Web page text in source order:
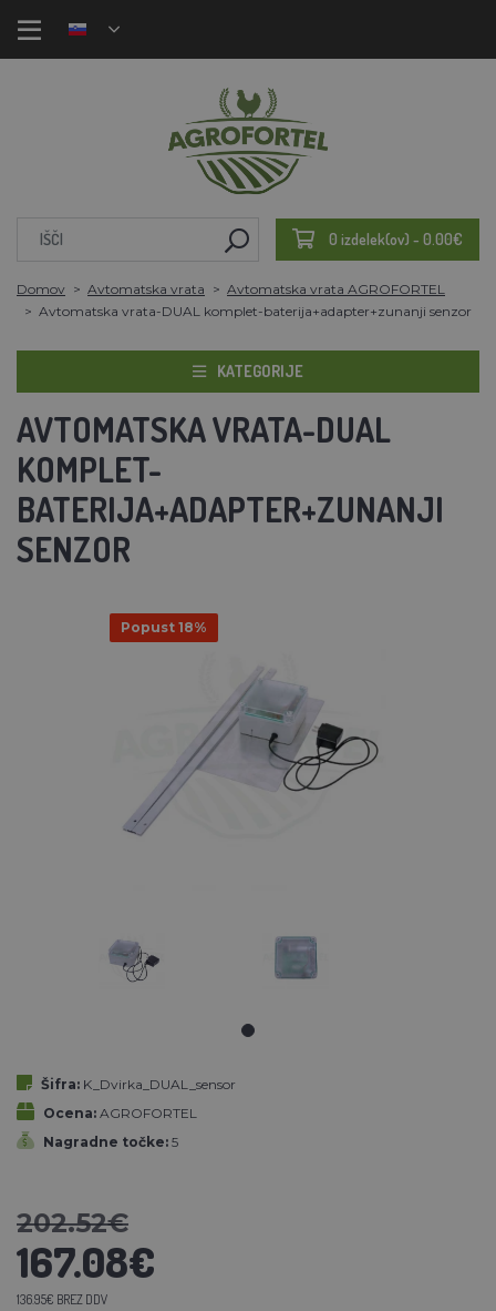
0 izdelek(ov) - 0.00€
Domov Avtomatska vrata
Avtomatska vrata AGROFORTEL
Avtomatska vrata-DUAL komplet-baterija+adapter+zunanji senzor
KATEGORIJE
AVTOMATSKA VRATA-DUAL
KOMPLET-
BATERIJA+ADAPTER+ZUNANJI
SENZOR
Popust 18%
Šifra: K_Dvirka_DUAL_sensor
Ocena: AGROFORTEL
Nagradne točke: 5
202.52€
167.08€
136.95€ BREZ DDV